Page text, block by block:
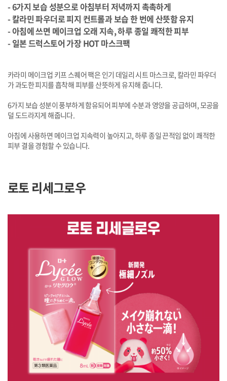
- 6가지 보습 성분으로 아침부터 저녁까지 촉촉하게
- 칼라민 파우더로 피지 컨트롤과 보습 한 번에 산뜻함 유지
- 아침에 쓰면 메이크업 오래 지속, 하루 종일 쾌적한 피부
- 일본 드럭스토어 가장 HOT 마스크팩
카라미 메이크업 키프 스퀘어 팩은 인기 데일리 시트 마스크로, 칼라민 파우더
가 과도한 피지를 흡착해 피부를 산뜻하게 유지해 줍니다.
6가지 보습 성분이 풍부하게 함유되어 피부에 수분과 영양을 공급하며, 모공을
덜 도드라지게 해줍니다.
아침에 사용하면 메이크업 지속력이 높아지고, 하루 종일 끈적임 없이 쾌적한
피부 결을 경험할 수 있습니다.
로토 리세그로우